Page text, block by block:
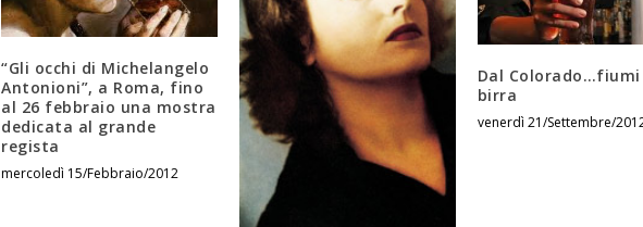
“Gli occhi di Michelangelo
Antonioni”, a Roma, fino
al 26 febbraio una mostra
dedicata al grande
regista
mercoledì 15/Febbraio/2012
Dal
birra
venerdì 21/Settembre/